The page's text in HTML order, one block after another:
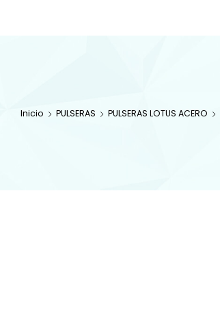
Inicio PULSERAS PULSERAS LOTUS ACERO